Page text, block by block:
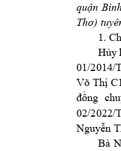
quận Bình
Thơ)
1.
Hủy
01/2014/
Võ Thị
đồng
02/2022/
Nguyễn
Bà